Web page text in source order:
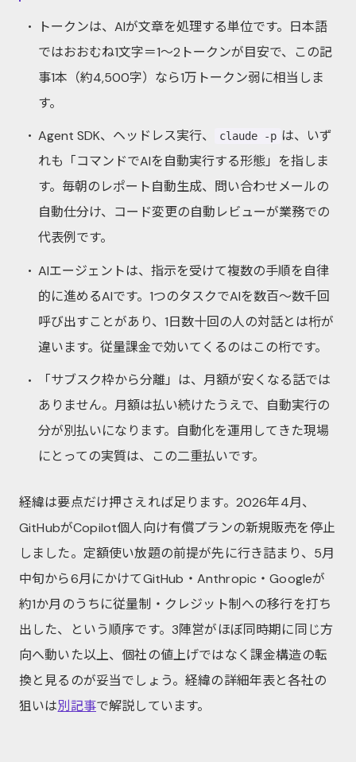
トークンは、AIが文章を処理する単位です。日本語
ではおおむね1文字＝1〜2トークンが目安で、この記
事1本（約4,500字）なら1万トークン弱に相当しま
す。
Agent SDK、ヘッドレス実行、
claude -p は、いず
れも「コマンドでAIを自動実行する形態」を指しま
す。毎朝のレポート自動生成、問い合わせメールの
自動仕分け、コード変更の自動レビューが業務での
代表例です。
AIエージェントは、指示を受けて複数の手順を自律
的に進めるAIです。1つのタスクでAIを数百〜数千回
呼び出すことがあり、1日数十回の人の対話とは桁が
違います。従量課金で効いてくるのはこの桁です。
「サブスク枠から分離」は、月額が安くなる話では
ありません。月額は払い続けたうえで、自動実行の
分が別払いになります。自動化を運用してきた現場
にとっての実質は、この二重払いです。
経緯は要点だけ押さえれば足ります。2026年4月、
GitHubがCopilot個人向け有償プランの新規販売を停止
しました。定額使い放題の前提が先に行き詰まり、5月
中旬から6月にかけてGitHub・Anthropic・Googleが
約1か月のうちに従量制・クレジット制への移行を打ち
出した、という順序です。3陣営がほぼ同時期に同じ方
向へ動いた以上、個社の値上げではなく課金構造の転
換と見るのが妥当でしょう。経緯の詳細年表と各社の
狙いは別記事で解説しています。